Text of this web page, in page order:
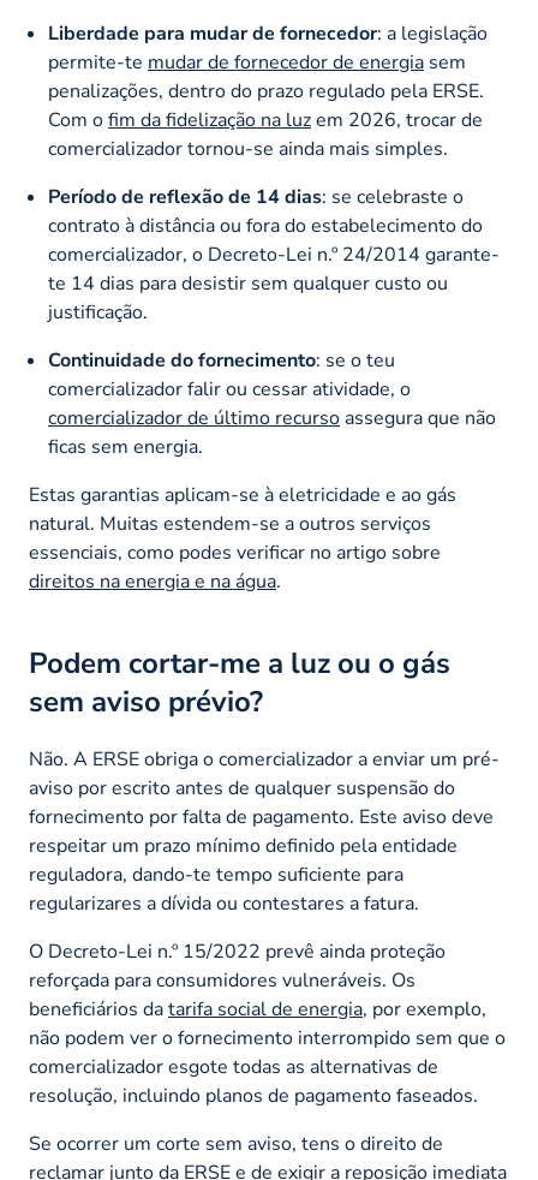
Liberdade para mudar de fornecedor: a legislação
permite-te mudar de fornecedor de energia sem
penalizações, dentro do prazo regulado pela ERSE.
Com ofim da fidelização na luzem 2026, trocar de
comercializador tornou-se ainda mais simples.
Período de reflexão de 14 dias: se celebraste o
contrato à distância ou fora do estabelecimento do
comercializador, o Decreto-Lei n.º 24/2014 garante-
te 14 dias para desistir sem qualquer custo ou
justificação.
Continuidade do fornecimento: se o teu
comercializador falir ou cessar atividade, o
comercializador de último recurso assegura que não
ficas sem energia.
Estas garantias aplicam-se à eletricidade e ao gás
natural. Muitas estendem-se a outros serviços
essenciais, como podes verificar no artigo sobre
direitos na energia e na água.
Podem cortar-me a luz ou o gás
sem aviso prévio?
Não. A ERSE obriga o comercializador a enviar um pré-
aviso por escrito antes de qualquer suspensão do
fornecimento por falta de pagamento. Este aviso deve
respeitar um prazo mínimo definido pela entidade
reguladora, dando-te tempo suficiente para
regularizares a dívida ou contestares a fatura.
O Decreto-Lei n.º 15/2022 prevê ainda proteção
reforçada para consumidores vulneráveis. Os
beneficiários datarifa social de energia, por exemplo,
não podem ver o fornecimento interrompido sem que o
comercializador esgote todas as alternativas de
resolução, incluindo planos de pagamento faseados.
Se ocorrer um corte sem aviso, tens o direito de
reclamar junto da ERSE e de exigir a reposição imediata